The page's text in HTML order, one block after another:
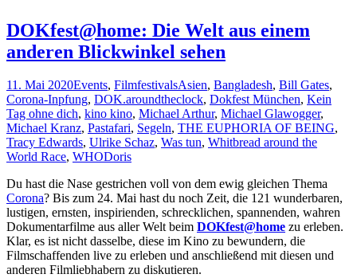
DOKfest@home: Die Welt aus einem
anderen Blickwinkel sehen
11. Mai 2020Events, FilmfestivalsAsien, Bangladesh, Bill Gates,
Corona-Inpfung, DOK.aroundtheclock, Dokfest München, Kein
Tag ohne dich, kino kino, Michael Arthur, Michael Glawogger,
Michael Kranz, Pastafari, Segeln, THE EUPHORIA OF BEING,
Tracy Edwards, Ulrike Schaz, Was tun, Whitbread around the
World Race, WHODoris
Du hast die Nase gestrichen voll von dem ewig gleichen Thema
Corona? Bis zum 24. Mai hast du noch Zeit, die 121 wunderbaren,
lustigen, ernsten, inspirienden, schrecklichen, spannenden, wahren
Dokumentarfilme aus aller Welt beim DOKfest@home zu erleben.
Klar, es ist nicht dasselbe, diese im Kino zu bewundern, die
Filmschaffenden live zu erleben und anschließend mit diesen und
anderen Filmliebhabern zu diskutieren.